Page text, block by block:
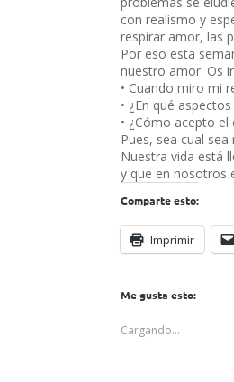
con realismo y
respirar amor, las
Por eso esta
nuestro amor. Os
• Cuando miro mi
• ¿En qué
• ¿Cómo acepto
Pues, sea cual
Nuestra vida está
y que en nosotros
Comparte esto:
Imprimir
Me gusta esto:
Cargando...